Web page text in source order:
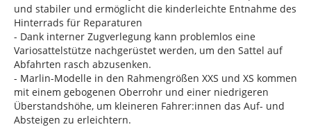
und stabiler und ermöglicht die kinderleichte Entnahme des
Hinterrads für Reparaturen
- Dank interner Zugverlegung kann problemlos eine
Variosattelstütze nachgerüstet werden, um den Sattel auf
Abfahrten rasch abzusenken.
- Marlin-Modelle in den Rahmengrößen XXS und XS kommen
mit einem gebogenen Oberrohr und einer niedrigeren
Überstandshöhe, um kleineren Fahrer:innen das Auf- und
Absteigen zu erleichtern.